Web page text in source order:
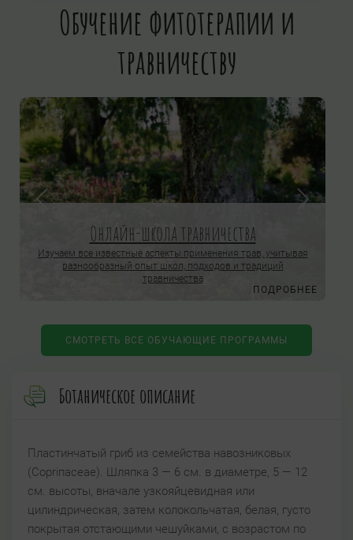
Обучение фитотерапии и
травничеству
Онлайн-школа травничества
Изучаем все известные аспекты применения трав, учитывая
разнообразный опыт школ, подходов и традиций
травничества
ПОДРОБНЕЕ
СМОТРЕТЬ ВСЕ ОБУЧАЮЩИЕ ПРОГРАММЫ
Ботаническое описание
Пластинчатый гриб из семейства навозниковых
(Сорriпасеае). Шляпка 3 — 6 см. в диаметре, 5 — 12
см. высоты, вначале узкояйцевидная или
цилиндрическая, затем колокольчатая, белая, густо
покрытая отстающими чешуйками, с возрастом по